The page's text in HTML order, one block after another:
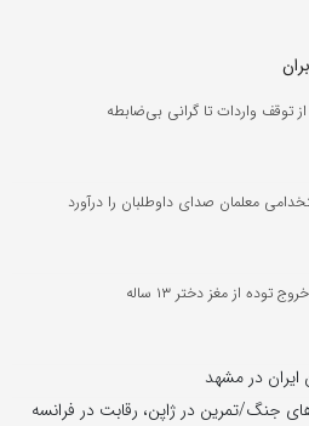
از توقف واردات تا گرانی بی‌ضابطه
معلمان صدای داوطلبان را درآورد
از مغز دختر ۱۳ ساله
در مشهد
جنگ/تمرین در ژاپن، رقابت در فرانسه